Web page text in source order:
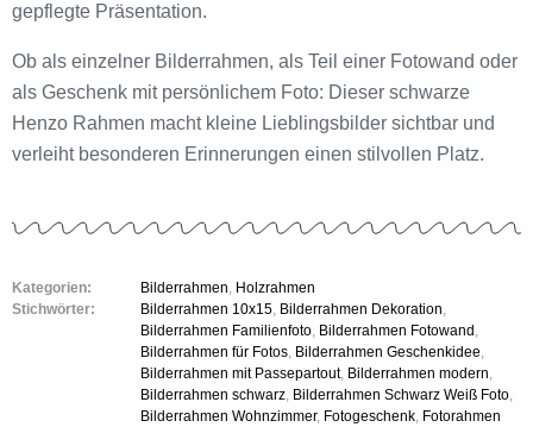
gepflegte Präsentation.
Ob als einzelner Bilderrahmen, als Teil einer Fotowand oder
als Geschenk mit persönlichem Foto: Dieser schwarze
Henzo Rahmen macht kleine Lieblingsbilder sichtbar und
verleiht besonderen Erinnerungen einen stilvollen Platz.
Kategorien: Bilderrahmen, Holzrahmen
Stichwörter:
Bilderrahmen 10x15, Bilderrahmen Dekoration,
Bilderrahmen Familienfoto, Bilderrahmen Fotowand ,
Bilderrahmen für Fotos, Bilderrahmen Geschenkidee,
Bilderrahmen mit Passepartout, Bilderrahmen modern,
Bilderrahmen schwarz, Bilderrahmen Schwarz Weiß Foto,
Bilderrahmen Wohnzimmer, Fotogeschenk, Fotorahmen